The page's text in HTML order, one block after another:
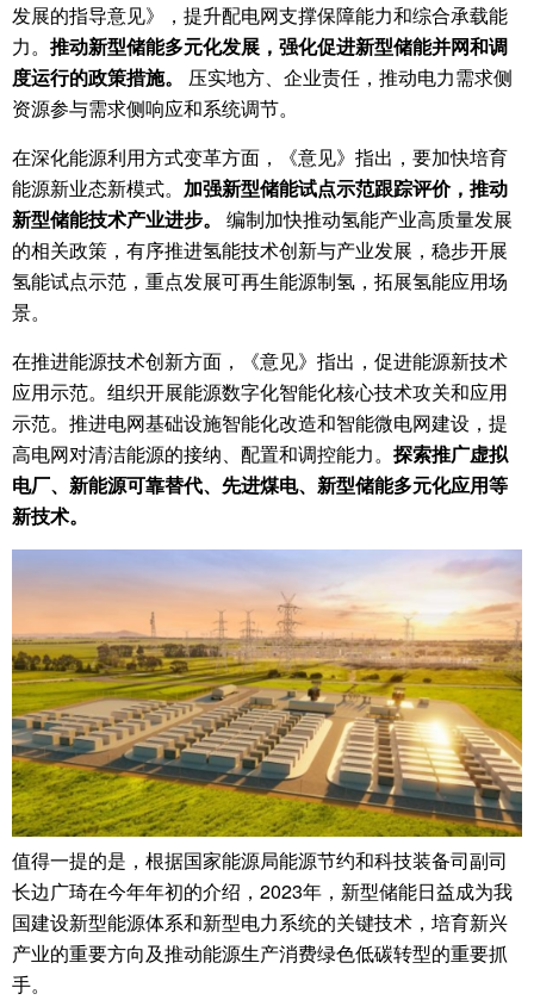
发展的指导意见》，提升配电网支撑保障能力和综合承载能
力。 推动新型储能多元化发展，强化促进新型储能并网和调
度运行的政策措施。
压实地方、企业责任，推动电力需求侧
资源参与需求侧响应和系统调节。
在深化能源利用方式变革方面，《意见》指出，要加快培育
能源新业态新模式。 加强新型储能试点示范跟踪评价，推动
新型储能技术产业进步。
编制加快推动氢能产业高质量发展
的相关政策，有序推进氢能技术创新与产业发展，稳步开展
氢能试点示范，重点发展可再生能源制氢，拓展氢能应用场
景。
在推进能源技术创新方面，《意见》指出，促进能源新技术
应用示范。组织开展能源数字化智能化核心技术攻关和应用
示范。推进电网基础设施智能化改造和智能微电网建设，提
高电网对清洁能源的接纳、配置和调控能力。 探索推广虚拟
电厂、新能源可靠替代、先进煤电、新型储能多元化应用等
新技术。
值得一提的是，根据国家能源局能源节约和科技装备司副司
长边广琦在今年年初的介绍，2023年，新型储能日益成为我
国建设新型能源体系和新型电力系统的关键技术，培育新兴
产业的重要方向及推动能源生产消费绿色低碳转型的重要抓
手。